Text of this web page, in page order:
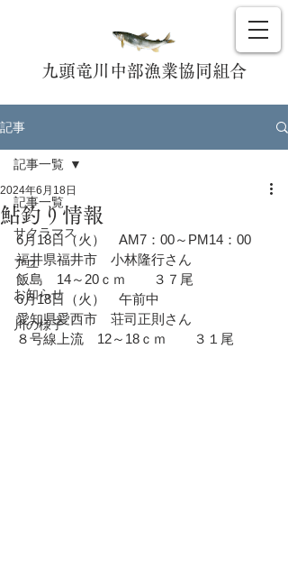
九頭竜川中部漁業協同組合
記事
記事一覧
サクラマス
アユ
お知らせ
川の様子
記事一覧
鮎釣り情報
2024年6月18日
6月18日（火）　AM7：00～PM14：00
福井県福井市　小林隆行さん
飯島　14～20ｃｍ　　３７尾
6月18日（火）　午前中
愛知県愛西市　荘司正則 さん
８号線上流　12～18ｃｍ　　３１尾